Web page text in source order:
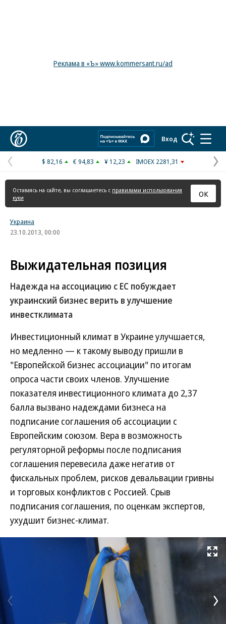
Реклама в «Ъ» www.kommersant.ru/ad
Вход
Предыдущая
страница
$ 82,16 € 94,83 ¥ 12,23 IMOEX 2281,31
Оставаясь на сайте, вы соглашаетесь с правилами использования
куки
ОК
Украина
23.10.2013, 00:00
Выжидательная позиция
Надежда на ассоциацию с ЕС побуждает
украинский бизнес верить в улучшение
инвестклимата
Инвестиционный климат в Украине улучшается,
но медленно — к такому выводу пришли в
"Европейской бизнес ассоциации" по итогам
опроса части своих членов. Улучшение
показателя инвестиционного климата до 2,37
балла вызвано надеждами бизнеса на
подписание соглашения об ассоциации с
Европейским союзом. Вера в возможность
регуляторной реформы после подписания
соглашения перевесила даже негатив от
фискальных проблем, рисков девальвации гривны
и торговых конфликтов с Россией. Срыв
подписания соглашения, по оценкам экспертов,
ухудшит бизнес-климат.
Развернуть